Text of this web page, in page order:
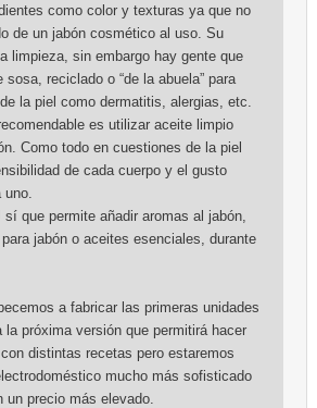
como color y texturas ya que no
de un jabón cosmético al uso. Su
limpieza, sin embargo hay gente que
reciclado o “de la abuela” para
la piel como dermatitis, alergias, etc.
es utilizar aceite limpio
Como todo en cuestiones de la piel
de cada cuerpo y el gusto
que permite añadir aromas al jabón,
jabón o aceites esenciales, durante
a fabricar las primeras unidades
la próxima versión que permitirá hacer
distintas recetas pero estaremos
mucho más sofisticado
un precio más elevado.